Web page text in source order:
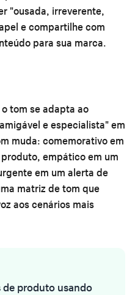
"ousada, irreverente,
e compartilhe com
para sua marca.
tom se adapta ao
e especialista" em
muda: comemorativo em
empático em um
em um alerta de
matriz de tom que
aos cenários mais
de produto usando